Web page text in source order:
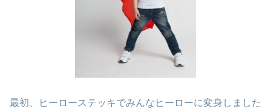
最初、ヒーローステッキでみんなヒーローに変身しました